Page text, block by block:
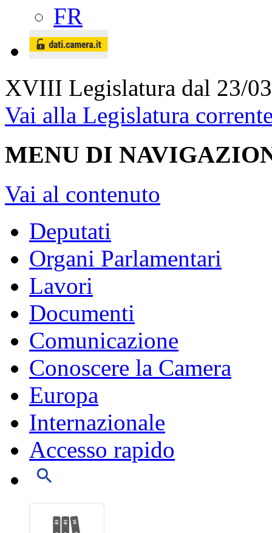
FR
XVIII Legislatura dal 23/
Vai alla Legislatura
MENU DI
Vai al contenuto
Deputati
Organi Parlamentari
Lavori
Documenti
Comunicazione
Conoscere la Camera
Europa
Internazionale
Accesso rapido